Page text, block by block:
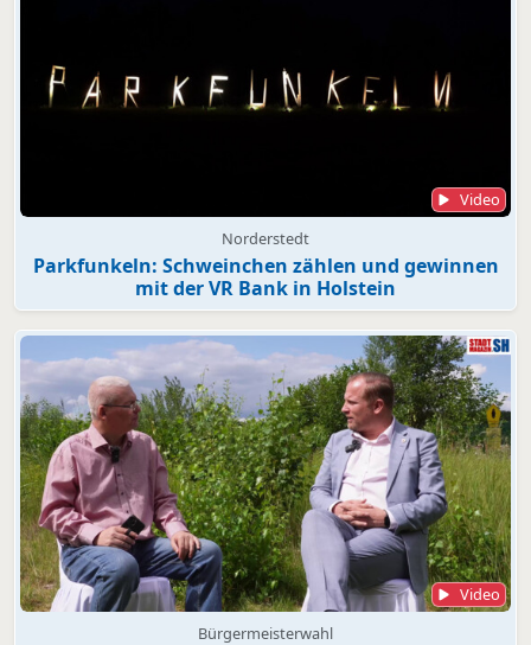
Video
Norderstedt
Parkfunkeln: Schweinchen zählen und gewinnen
mit der VR Bank in Holstein
Video
Bürgermeisterwahl